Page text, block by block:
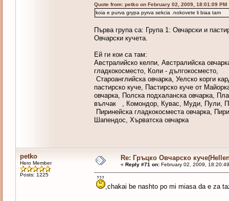
Quote from: petko on February 02, 2009, 18:01:09 PM
koia e purva grypa pyrva sekcia .nokovete li biaa tam
Първа група са: Група 1: Овчарски и
Овчарски кучета.
Ей ги кои са там:
Австралийско келпи, Австралийска
гладкокосместо, Коли - дългокосместо,
Староанглийска овчарка, Уелско корги
пастирско куче, Пастирско куче от
овчарка, Полска подхаланска овчарка,
вълчак , Комондор, Кувас, Муди, Пули,
Пиринейска гладкокосместа овчарка,
Шапендос, Хърватска овчарка
petko
Hero Member
Posts: 1225
Re: Гръцко Овчарско
« Reply #71 on:February 02, 2009,
,chakai be nashto po mi miasa da e za